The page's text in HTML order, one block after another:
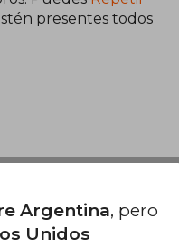
presentes todos
Argentina, pero
Unidos